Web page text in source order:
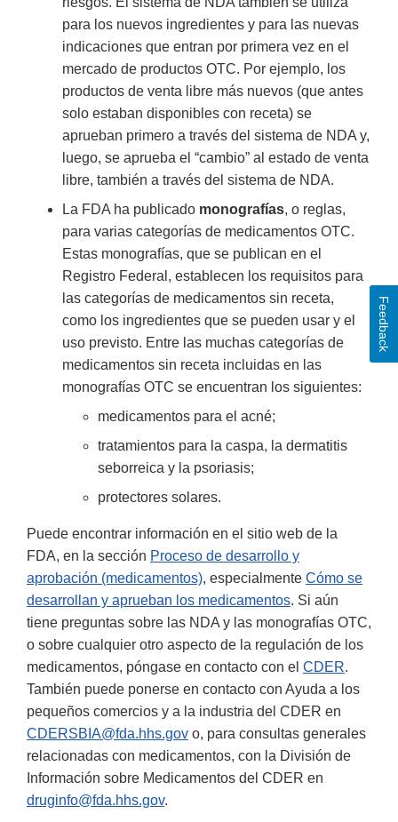
para los nuevos ingredientes y para las nuevas
indicaciones que entran por primera vez en el
mercado de productos OTC. Por ejemplo, los
productos de venta libre más nuevos (que antes
solo estaban disponibles con receta) se
aprueban primero a través del sistema de NDA y,
luego, se aprueba el “cambio” al estado de venta
libre, también a través del sistema de NDA.
La FDA ha publicado monografías, o reglas,
para varias categorías de medicamentos OTC.
Estas monografías, que se publican en el
Registro Federal, establecen los requisitos para
las categorías de medicamentos sin receta,
como los ingredientes que se pueden usar y el
uso previsto. Entre las muchas categorías de
medicamentos sin receta incluidas en las
monografías OTC se encuentran los siguientes:
medicamentos para el acné;
tratamientos para la caspa, la dermatitis
seborreica y la psoriasis;
protectores solares.
Puede encontrar información en el sitio web de la
FDA, en la sección Proceso de desarrollo y
aprobación (medicamentos), especialmente Cómo se
desarrollan y aprueban los medicamentos. Si aún
tiene preguntas sobre las NDA y las monografías OTC,
o sobre cualquier otro aspecto de la regulación de los
medicamentos, póngase en contacto con el CDER.
También puede ponerse en contacto con Ayuda a los
pequeños comercios y a la industria del CDER en
CDERSBIA@fda.hhs.gov o, para consultas generales
relacionadas con medicamentos, con la División de
Información sobre Medicamentos del CDER en
druginfo@fda.hhs.gov.
Feedback